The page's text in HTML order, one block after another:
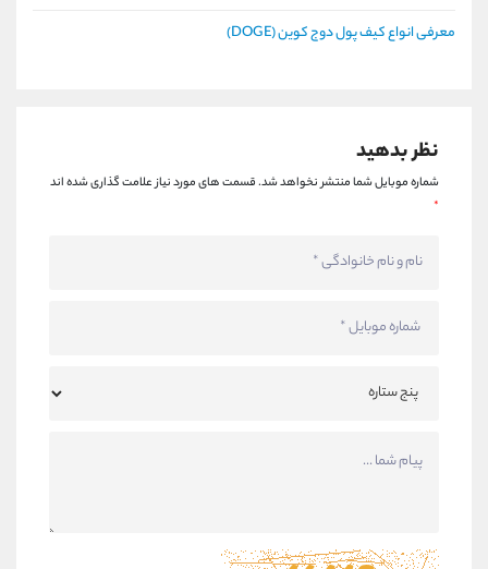
معرفی انواع کیف پول دوج کوین (DOGE)
نظر بدهید
شماره موبایل شما منتشر نخواهد شد.قسمت های مورد نیاز علامت گذاری شده اند
*